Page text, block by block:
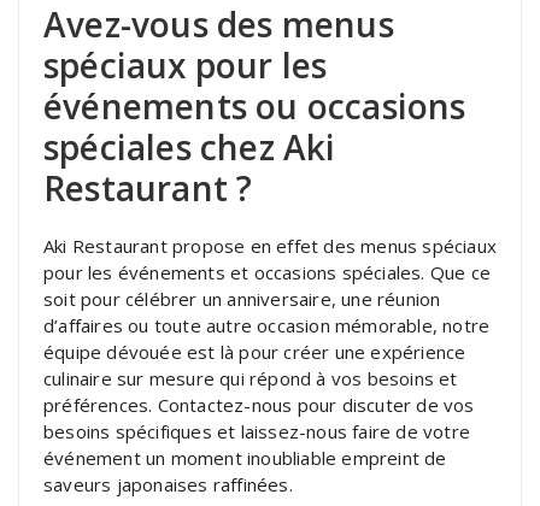
Avez-vous des menus
spéciaux pour les
événements ou occasions
spéciales chez Aki
Restaurant ?
Aki Restaurant propose en effet des menus spéciaux
pour les événements et occasions spéciales. Que ce
soit pour célébrer un anniversaire, une réunion
d’affaires ou toute autre occasion mémorable, notre
équipe dévouée est là pour créer une expérience
culinaire sur mesure qui répond à vos besoins et
préférences. Contactez-nous pour discuter de vos
besoins spécifiques et laissez-nous faire de votre
événement un moment inoubliable empreint de
saveurs japonaises raffinées.